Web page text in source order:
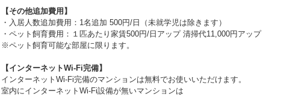
【その他追加費用】
・入居人数追加費用：1名追加 500円/日（未就学児は除きます）
・ペット飼育費用：１匹あたり家賃500円/日アップ 清掃代11,000円アップ
※ペット飼育可能な部屋に限ります。
【インターネットWi-Fi完備】
インターネットWi-Fi完備のマンションは無料でお使いいただけます。
室内にインターネットWi-Fi設備が無いマンションは